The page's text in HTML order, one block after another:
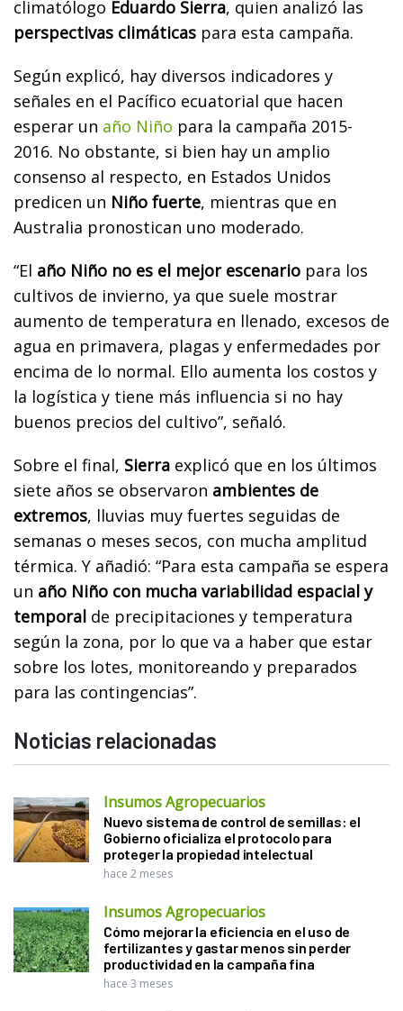
climatólogo Eduardo Sierra, quien analizó las
perspectivas climáticas para esta campaña.
Según explicó, hay diversos indicadores y
señales en el Pacífico ecuatorial que hacen
esperar un año Niño para la campaña 2015-
2016. No obstante, si bien hay un amplio
consenso al respecto, en Estados Unidos
predicen un Niño fuerte, mientras que en
Australia pronostican uno moderado.
“El año Niño no es el mejor escenario para los
cultivos de invierno, ya que suele mostrar
aumento de temperatura en llenado, excesos de
agua en primavera, plagas y enfermedades por
encima de lo normal. Ello aumenta los costos y
la logística y tiene más influencia si no hay
buenos precios del cultivo”, señaló.
Sobre el final, Sierra explicó que en los últimos
siete años se observaron ambientes de
extremos, lluvias muy fuertes seguidas de
semanas o meses secos, con mucha amplitud
térmica. Y añadió: “Para esta campaña se espera
un año Niño con mucha variabilidad espacial y
temporal de precipitaciones y temperatura
según la zona, por lo que va a haber que estar
sobre los lotes, monitoreando y preparados
para las contingencias”.
Noticias relacionadas
Insumos Agropecuarios
Nuevo sistema de control de semillas: el
Gobierno oficializa el protocolo para
proteger la propiedad intelectual
hace 2 meses
Insumos Agropecuarios
Cómo mejorar la eficiencia en el uso de
fertilizantes y gastar menos sin perder
productividad en la campaña fina
hace 3 meses